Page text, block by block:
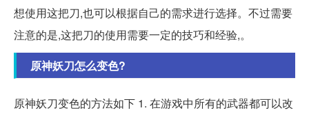
想使用这把刀,也可以根据自己的需求进行选择。不过需要
注意的是,这把刀的使用需要一定的技巧和经验,。
原神妖刀怎么变色?
原神妖刀变色的方法如下 1. 在游戏中所有的武器都可以改